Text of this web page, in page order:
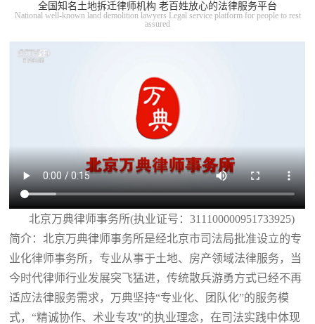
全国知名土地拆迁律师机构 老百姓放心的法律服务平台
National well-known land demolition lawyers Legal service platform for people to rest
assured
北京万典律师事务所(执业证号：311100000951733925)
简介：北京万典律师事务所是经北京市司法局批准设立的专
业化律师事务所，专业从事于土地、房产领域法律服务，当
今时代律师行业发展突飞猛进，传统散兵游勇方式已经不再
适应法律服务需求，万典坚持“专业化、团队化”的服务模
式，“精诚协作、术业专攻”的执业理念，在司法实践中体现